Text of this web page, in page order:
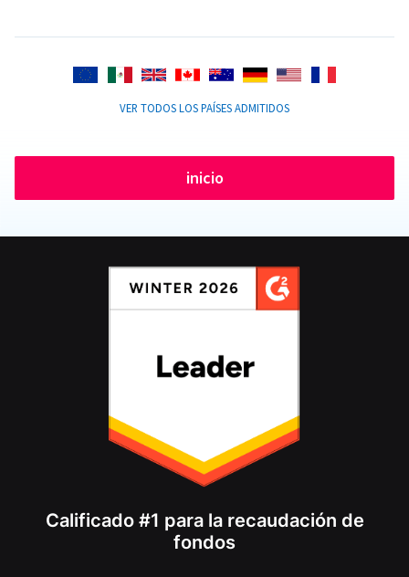
VER TODOS LOS PAÍSES ADMITIDOS
inicio
Calificado #1 para la recaudación de
fondos